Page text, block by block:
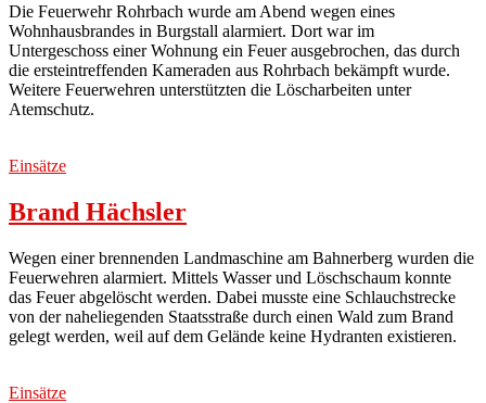
Die Feuerwehr Rohrbach wurde am Abend wegen eines
Wohnhausbrandes in Burgstall alarmiert. Dort war im
Untergeschoss einer Wohnung ein Feuer ausgebrochen, das durch
die ersteintreffenden Kameraden aus Rohrbach bekämpft wurde.
Weitere Feuerwehren unterstützten die Löscharbeiten unter
Atemschutz.
Einsätze
Brand Hächsler
Wegen einer brennenden Landmaschine am Bahnerberg wurden die
Feuerwehren alarmiert. Mittels Wasser und Löschschaum konnte
das Feuer abgelöscht werden. Dabei musste eine Schlauchstrecke
von der naheliegenden Staatsstraße durch einen Wald zum Brand
gelegt werden, weil auf dem Gelände keine Hydranten existieren.
Einsätze